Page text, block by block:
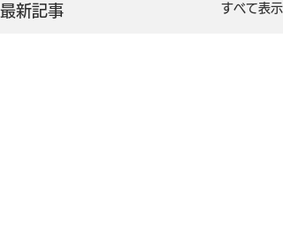
最新記事 すべて表示